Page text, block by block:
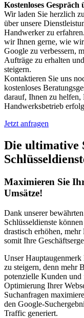
Kostenloses Gespräch
Wir laden Sie herzlich
über unsere
Handwerker zu
wir Ihnen gerne, wie
Google zu verbessern,
Aufträge zu erhalten
steigern.
Kontaktieren Sie uns
kostenloses
darauf, Ihnen zu
Handwerksbetrieb
Jetzt anfragen
Die ultimative
Maximieren Sie
Umsätze!
Dank unserer
Schlüsseldienste
drastisch erhöhen,
somit Ihre
Unser
zu steigern, denn mehr
potenzielle Kunden
Optimierung Ihrer
Suchanfragen
den Google-
Traffic generiert.